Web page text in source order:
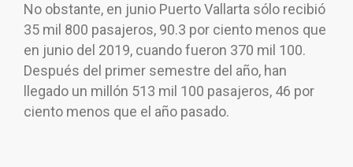
No obstante, en junio Puerto Vallarta sólo recibió
35 mil 800 pasajeros, 90.3 por ciento menos que
en junio del 2019, cuando fueron 370 mil 100.
Después del primer semestre del año, han
llegado un millón 513 mil 100 pasajeros, 46 por
ciento menos que el año pasado.